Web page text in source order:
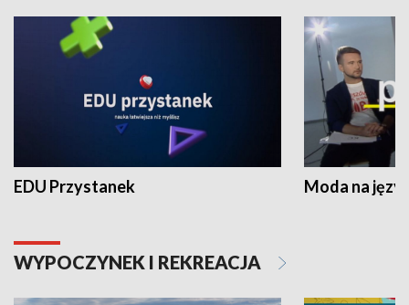
EDU Przystanek Moda na
WYPOCZYNEK I REKREACJA